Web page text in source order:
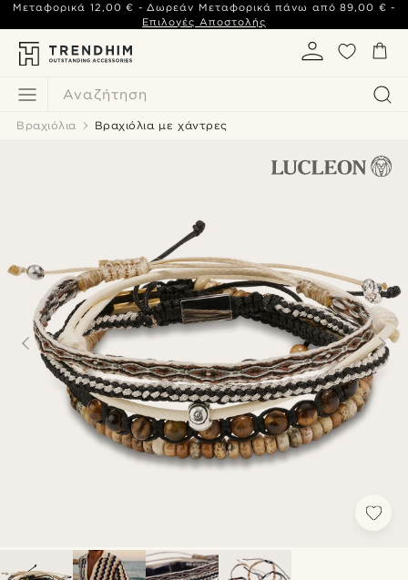
Αναζήτηση
Μεταφορικά 12,00 € - Δωρεάν Μεταφορικά πάνω από 89,00 € -
Επιλογές Αποστολής
Βραχιόλια Βραχιόλια με χάντρες